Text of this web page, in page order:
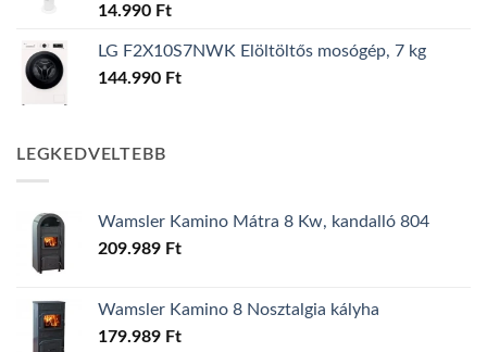
14.990 Ft
LG F2X10S7NWK Elöltöltős mosógép, 7 kg
144.990 Ft
LEGKEDVELTEBB
Wamsler Kamino Mátra 8 Kw, kandalló 804
209.989 Ft
Wamsler Kamino 8 Nosztalgia kályha
179.989 Ft